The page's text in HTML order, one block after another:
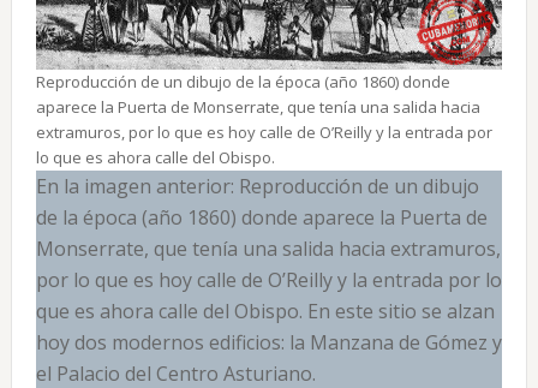
Reproducción de un dibujo de la época (año 1860) donde
aparece la Puerta de Monserrate, que tenía una salida hacia
extramuros, por lo que es hoy calle de O’Reilly y la entrada por
lo que es ahora calle del Obispo.
En la imagen anterior: Reproducción de un dibujo
de la época (año 1860) donde aparece la Puerta de
Monserrate, que tenía una salida hacia extramuros,
por lo que es hoy calle de O’Reilly y la entrada por lo
que es ahora calle del Obispo. En este sitio se alzan
hoy dos modernos edificios: la Manzana de Gómez y
el Palacio del Centro Asturiano.